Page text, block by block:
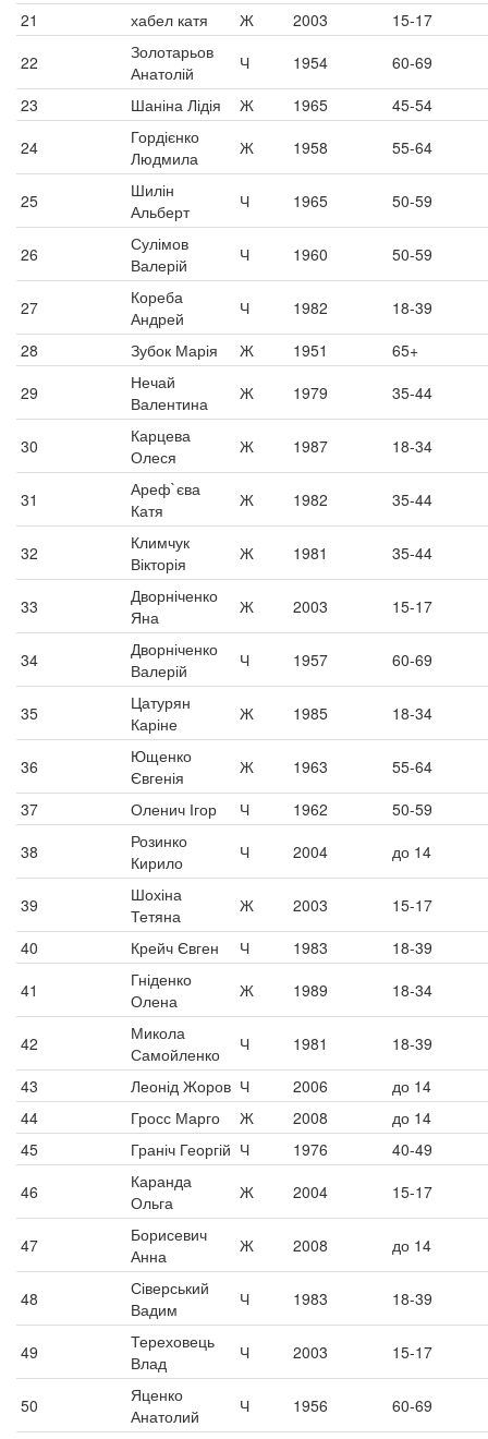
21
хабел катя Ж 2003
15-17
22
Золотарьов
Анатолій
Ч 1954
60-69
23
Шаніна Лідія Ж 1965
45-54
24
Гордієнко
Людмила
Ж 1958 55-64
25
Шилін
Альберт
Ч 1965 50-59
26
Сулімов
Валерій
Ч 1960 50-59
27
Кореба
Андрей
Ч 1982
18-39
28
Зубок Марія Ж 1951
65+
29
Нечай
Валентина
Ж 1979 35-44
30
Карцева
Олеся
Ж 1987 18-34
31
Ареф`єва
Катя
Ж 1982 35-44
32
Климчук
Вікторія
Ж 1981 35-44
33
Дворніченко
Яна
Ж 2003 15-17
34
Дворніченко
Валерій
Ч 1957 60-69
35
Цатурян
Каріне
Ж 1985 18-34
36
Ющенко
Євгенія
Ж 1963
55-64
37
Оленич Ігор Ч 1962
50-59
38
Розинко
Кирило
Ч 2004 до 14
39
Шохіна
Тетяна
Ж 2003
15-17
40
Крейч Євген Ч 1983
18-39
41
Гніденко
Олена
Ж 1989 18-34
42
Микола
Самойленко
Ч 1981
18-39
43
Леонід Жоров Ч 2006
до 14
44
Гросс Марго Ж 2008
до 14
45
Граніч Георгій Ч 1976
40-49
46
Каранда
Ольга
Ж 2004 15-17
47
Борисевич
Анна
Ж 2008 до 14
48
Сіверський
Вадим
Ч 1983 18-39
49
Тереховець
Влад
Ч 2003 15-17
50
Яценко
Анатолий
Ч 1956
60-69